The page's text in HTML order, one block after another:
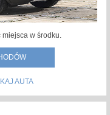
w środku.
AUTA